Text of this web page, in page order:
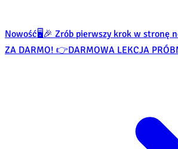
Nowość🖥️🎉 Zrób pierwszy krok w stronę
ZA DARMO! 👉DARMOWA LEKCJA